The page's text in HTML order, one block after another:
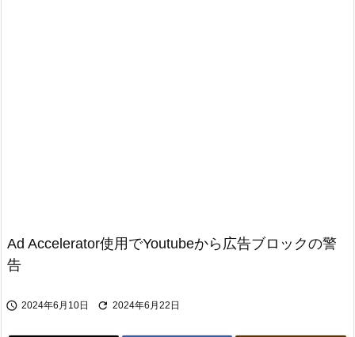
Ad Accelerator使用でYoutubeから広告ブロックの警
告
 2024年6月10日  2024年6月22日